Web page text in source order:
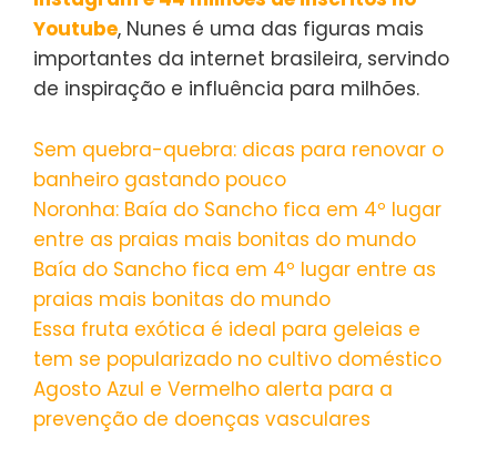
Youtube, Nunes é uma das figuras mais
importantes da internet brasileira, servindo
de inspiração e influência para milhões.
Sem quebra-quebra: dicas para renovar o
banheiro gastando pouco
Noronha: Baía do Sancho fica em 4º lugar
entre as praias mais bonitas do mundo
Baía do Sancho fica em 4º lugar entre as
praias mais bonitas do mundo
Essa fruta exótica é ideal para geleias e
tem se popularizado no cultivo doméstico
Agosto Azul e Vermelho alerta para a
prevenção de doenças vasculares